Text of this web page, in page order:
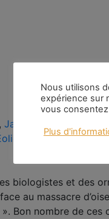
, Jayaraj Vijay
Imposture,
biologistes et des
au massacre
Bon nombre de ces
Nous utilisons
expérience sur
vous
Plus